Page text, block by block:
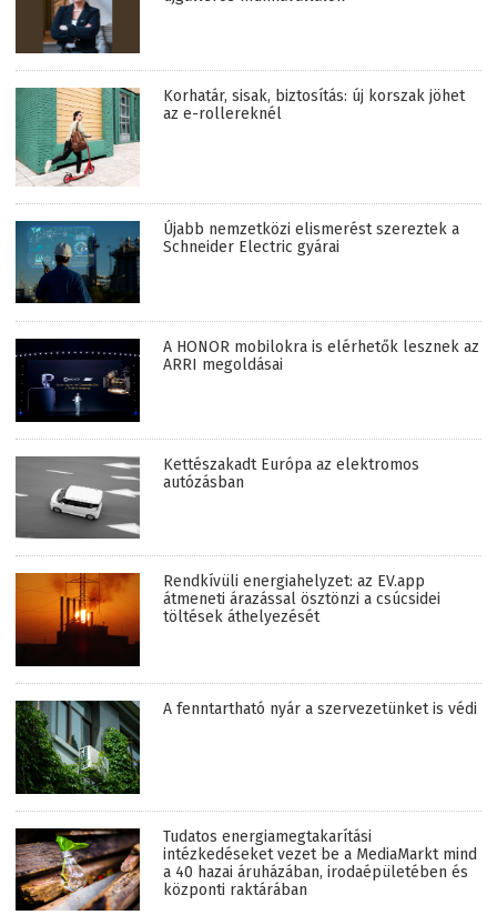
Korhatár, sisak, biztosítás: új korszak jöhet
az e-rollereknél
Újabb nemzetközi elismerést szereztek a
Schneider Electric gyárai
A HONOR mobilokra is elérhetők lesznek az
ARRI megoldásai
Kettészakadt Európa az elektromos
autózásban
Rendkívüli energiahelyzet: az EV.app
átmeneti árazással ösztönzi a csúcsidei
töltések áthelyezését
A fenntartható nyár a szervezetünket is védi
Tudatos energiamegtakarítási
intézkedéseket vezet be a MediaMarkt mind
a 40 hazai áruházában, irodaépületében és
központi raktárában